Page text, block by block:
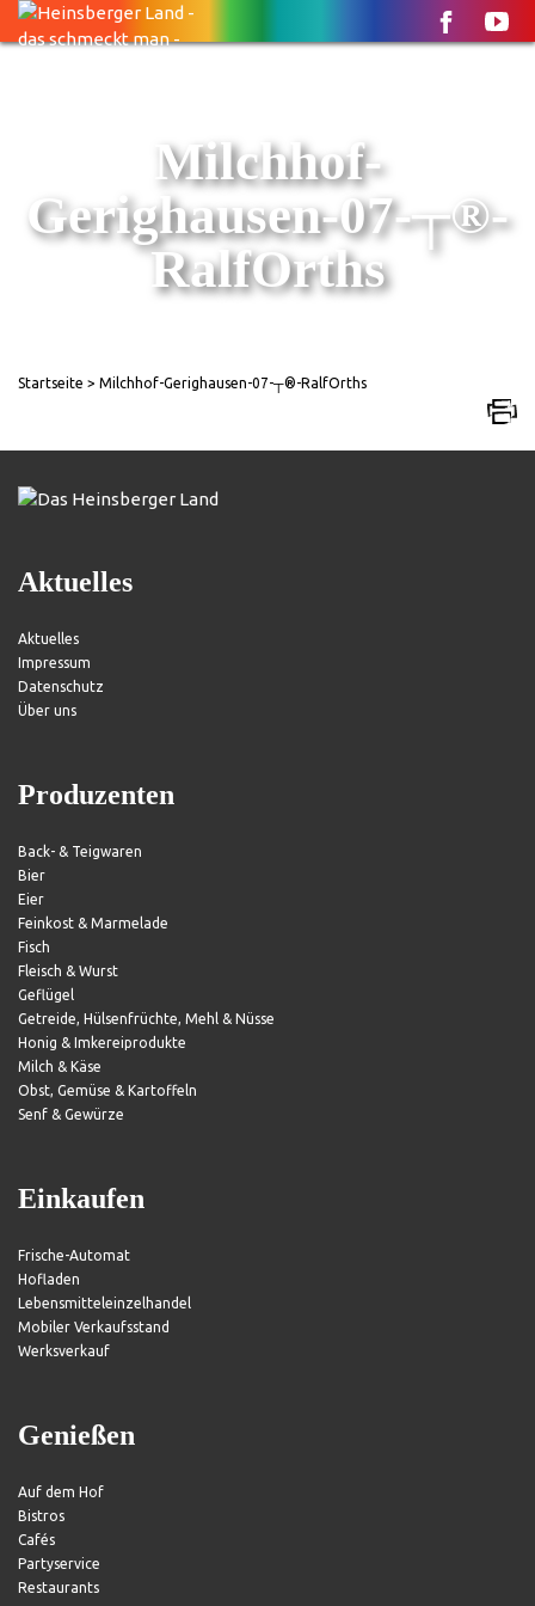
Milchhof-
Gerighausen-07-┬®-
RalfOrths
Startseite > Milchhof-Gerighausen-07-┬®-RalfOrths
Aktuelles
Aktuelles
Impressum
Datenschutz
Über uns
Produzenten
Back- & Teigwaren
Bier
Eier
Feinkost & Marmelade
Fisch
Fleisch & Wurst
Geflügel
Getreide, Hülsenfrüchte, Mehl & Nüsse
Honig & Imkereiprodukte
Milch & Käse
Obst, Gemüse & Kartoffeln
Senf & Gewürze
Einkaufen
Frische-Automat
Hofladen
Lebensmitteleinzelhandel
Mobiler Verkaufsstand
Werksverkauf
Genießen
Auf dem Hof
Bistros
Cafés
Partyservice
Restaurants